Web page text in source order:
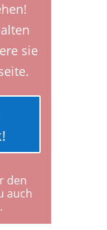
sie
den
auch